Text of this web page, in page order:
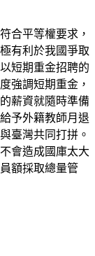
合平等權要求，
有利於我國爭取
短期重金招聘的
強調短期重金，
薪資就隨時準備
予外籍教師月退
臺灣共同打拼。
會造成國庫太大
額採取總量管